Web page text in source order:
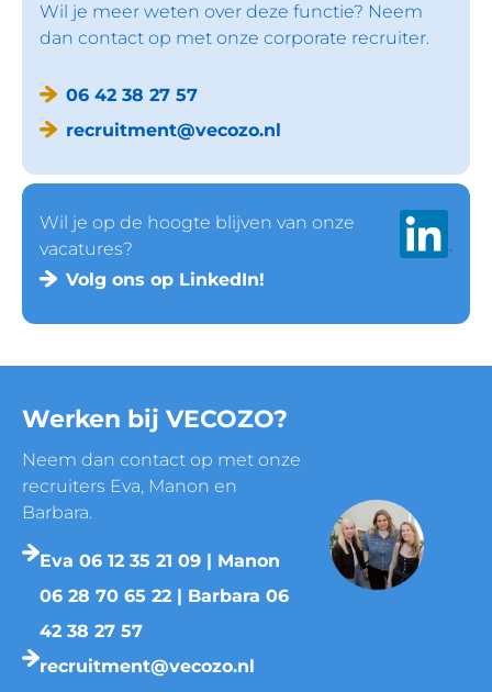
Wil je meer weten over deze functie? Neem
dan contact op met onze corporate recruiter.
06 42 38 27 57
recruitment@vecozo.nl
Wil je op de hoogte blijven van onze
vacatures?
Volg ons op LinkedIn!
Werken bij VECOZO?
Neem dan contact op met onze
recruiters Eva, Manon en
Barbara.
Eva 06 12 35 21 09 | Manon
06 28 70 65 22 | Barbara 06
42 38 27 57
recruitment@vecozo.nl